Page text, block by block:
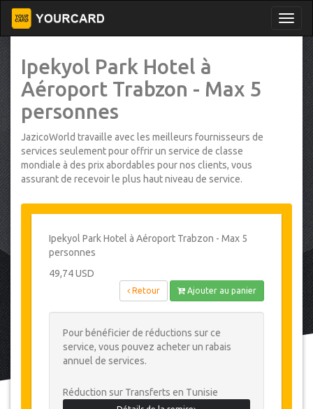
Ipekyol Park Hotel à
Aéroport Trabzon - Max 5
personnes
JazicoWorld travaille avec les meilleurs fournisseurs de
services seulement pour offrir un service de classe
mondiale à des prix abordables pour nos clients, vous
assurant de recevoir le plus haut niveau de service.
Ipekyol Park Hotel à Aéroport Trabzon - Max 5
personnes
49,74 USD
Retour Ajouter au panier
Pour bénéficier de réductions sur ce
service, vous pouvez acheter un rabais
annuel de services.
Réduction sur Transferts en Tunisie